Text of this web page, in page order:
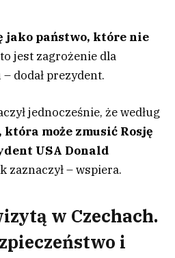
jako państwo, które nie
jest zagrożenie dla
dodał prezydent.
jednocześnie, że według
która może zmusić Rosję
USA Donald
zaznaczył – wspiera.
w Czechach.
i